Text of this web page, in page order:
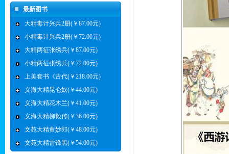
最新图书
大精毒计兴兵2册(￥87.00元)
小精毒计兴兵2册(￥72.00元)
大精两征张绣兵(￥87.00元)
小精两征张绣兵(￥72.00元)
上美套书《古代(￥218.00元)
义海大精昆仑奴(￥44.00元)
义海大精花木兰(￥41.00元)
义海大精柳毅传(￥36.00元)
文苑大精黄妙郎(￥48.00元)
文苑大精雷锋黑(￥54.00元)